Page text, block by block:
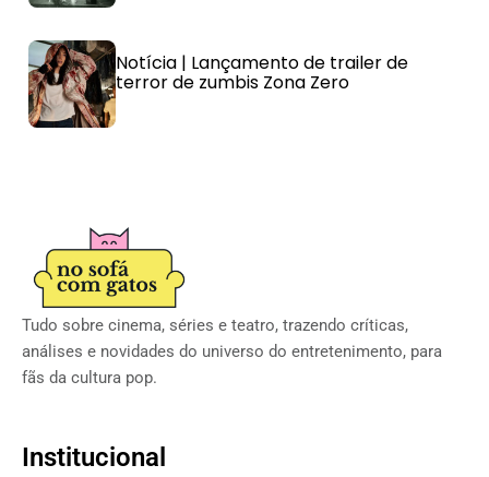
Notícia | Lançamento de trailer de
terror de zumbis Zona Zero
Tudo sobre cinema, séries e teatro, trazendo críticas,
análises e novidades do universo do entretenimento, para
fãs da cultura pop.
Institucional